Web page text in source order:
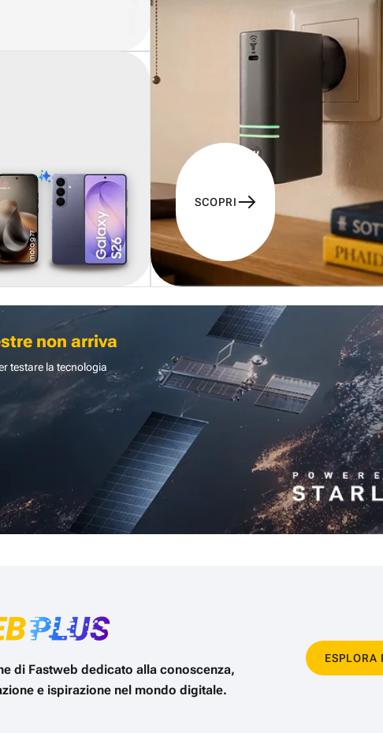
SCOPRI
non arriva
testare la tecnologia
di Fastweb dedicato alla conoscenza,
e ispirazione nel mondo digitale.
ESPLORA